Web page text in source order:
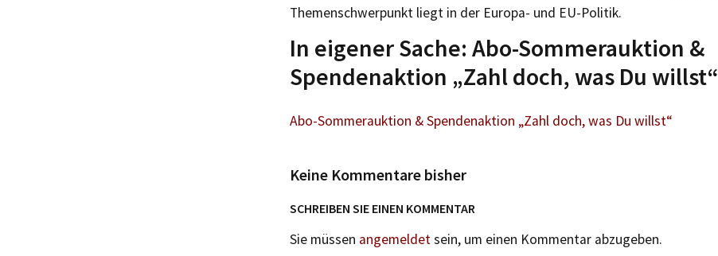
Themenschwerpunkt liegt in der Europa- und EU-Politik.
In eigener Sache: Abo-Sommerauktion &
Spendenaktion „Zahl doch, was Du willst“
Abo-Sommerauktion & Spendenaktion „Zahl doch, was Du willst“
Keine Kommentare bisher
SCHREIBEN SIE EINEN KOMMENTAR
Sie müssen angemeldetsein, um einen Kommentar abzugeben.